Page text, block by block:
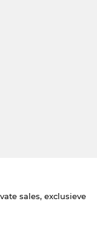
sales, exclusieve